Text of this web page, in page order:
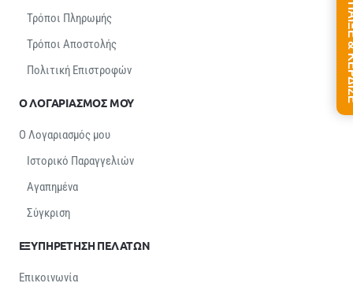
Τρόποι Πληρωμής
Τρόποι Αποστολής
Πολιτική Επιστροφών
Ο ΛΟΓΑΡΙΑΣΜΟΣ ΜΟΥ
Ο Λογαριασμός μου
Ιστορικό Παραγγελιών
Αγαπημένα
Σύγκριση
ΕΞΥΠΗΡΕΤΗΣΗ ΠΕΛΑΤΩΝ
Επικοινωνία